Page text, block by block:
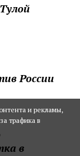
России
в
и рекламы,
трафика в